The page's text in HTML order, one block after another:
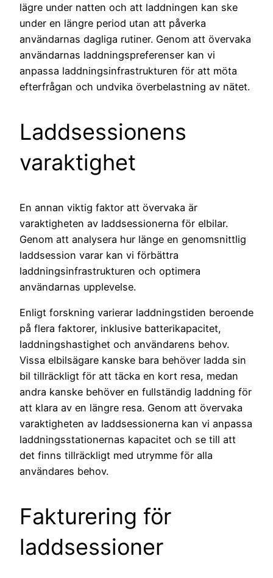
lägre under natten och att laddningen kan ske
under en längre period utan att påverka
användarnas dagliga rutiner. Genom att övervaka
användarnas laddningspreferenser kan vi
anpassa laddningsinfrastrukturen för att möta
efterfrågan och undvika överbelastning av nätet.
Laddsessionens
varaktighet
En annan viktig faktor att övervaka är
varaktigheten av laddsessionerna för elbilar.
Genom att analysera hur länge en genomsnittlig
laddsession varar kan vi förbättra
laddningsinfrastrukturen och optimera
användarnas upplevelse.
Enligt forskning varierar laddningstiden beroende
på flera faktorer, inklusive batterikapacitet,
laddningshastighet och användarens behov.
Vissa elbilsägare kanske bara behöver ladda sin
bil tillräckligt för att täcka en kort resa, medan
andra kanske behöver en fullständig laddning för
att klara av en längre resa. Genom att övervaka
varaktigheten av laddsessionerna kan vi anpassa
laddningsstationernas kapacitet och se till att
det finns tillräckligt med utrymme för alla
användares behov.
Fakturering för
laddsessioner